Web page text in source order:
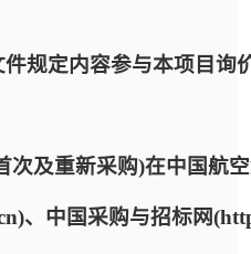
规定内容参与本项目询
次及重新采购)在中国航
、中国采购与招标网